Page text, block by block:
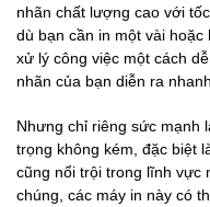
nhãn chất lượng cao với
dù bạn cần in một vài
xử lý công việc một cách
nhãn của bạn diễn ra
Nhưng chỉ riêng sức mạnh
trọng không kém, đặc biệt
cũng nổi trội trong lĩnh vực
chúng, các máy in này có